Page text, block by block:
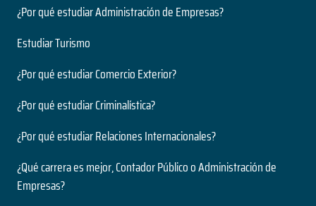
¿Por qué estudiar Administración de Empresas?
Estudiar Turismo
¿Por qué estudiar Comercio Exterior?
¿Por qué estudiar Criminalística?
¿Por qué estudiar Relaciones Internacionales?
¿Qué carrera es mejor, Contador Público o Administración de
Empresas?